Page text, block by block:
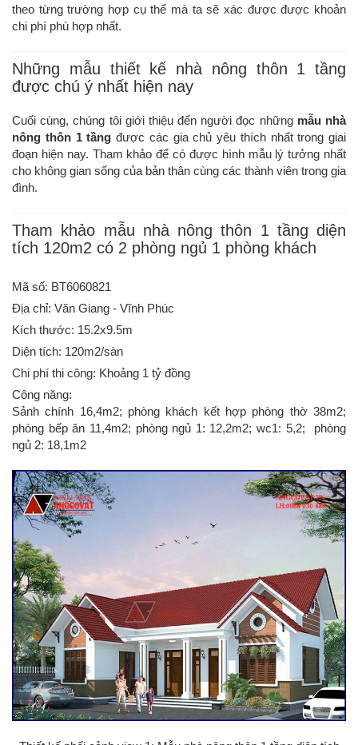
theo từng trường hợp cụ thể mà ta sẽ xác được được khoản
chi phí phù hợp nhất.
Những mẫu thiết kế nhà nông thôn 1 tầng
được chú ý nhất hiện nay
Cuối cùng, chúng tôi giới thiệu đến người đọc những mẫu nhà
nông thôn 1 tầng được các gia chủ yêu thích nhất trong giai
đoạn hiện nay. Tham khảo để có được hình mẫu lý tưởng nhất
cho không gian sống của bản thân cùng các thành viên trong gia
đình.
Tham khảo mẫu nhà nông thôn 1 tầng diện
tích 120m2 có 2 phòng ngủ 1 phòng khách
Mã số: BT6060821
Địa chỉ: Văn Giang - Vĩnh Phúc
Kích thước: 15.2x9.5m
Diện tích: 120m2/sàn
Chi phí thi công: Khoảng 1 tỷ đồng
Công năng:
Sảnh chính 16,4m2; phòng khách kết hợp phòng thờ 38m2;
phòng bếp ăn 11,4m2; phòng ngủ 1: 12,2m2; wc1: 5,2; phòng
ngủ 2: 18,1m2